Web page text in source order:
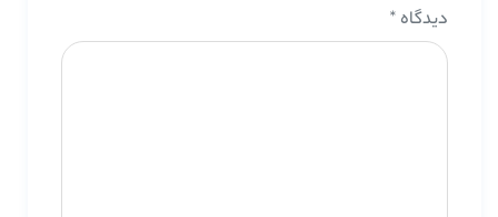
دیدگاه *